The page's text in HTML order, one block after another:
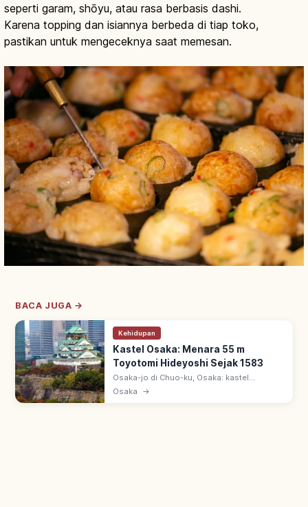
seperti garam, shōyu, atau rasa berbasis dashi.
Karena topping dan isiannya berbeda di tiap toko,
pastikan untuk mengeceknya saat memesan.
BACA JUGA →
Kehidupan
Kastel Osaka: Menara 55 m
Toyotomi Hideyoshi Sejak 1583
Osaka-jo di Chuo-ku, Osaka: kastel
Toyotomi Hideyoshi sejak 1583. Menara
Osaka →